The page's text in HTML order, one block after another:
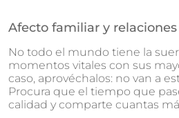
Afecto familiar y relaciones
No todo el mundo tiene la
momentos vitales con sus
caso, aprovéchalos: no van a
Procura que el tiempo que
calidad y comparte cuantas